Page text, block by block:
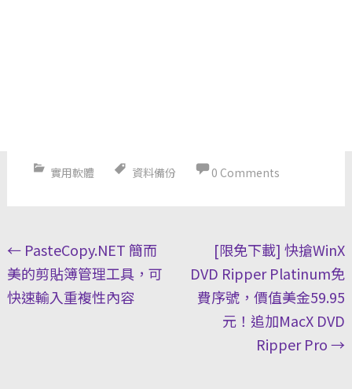
實用軟體 資料備份 0 Comments
Post
navigation
←PasteCopy.NET 簡而
美的剪貼簿管理工具，可
快速輸入重複性內容
[限免下載] 快搶WinX
DVD Ripper Platinum免
費序號，價值美金59.95
元！追加MacX DVD
Ripper Pro→